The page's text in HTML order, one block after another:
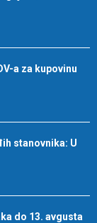
a za kupovinu
stanovnika: U
do 13. avgusta